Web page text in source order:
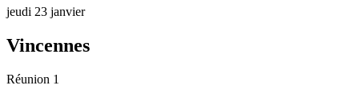
jeudi 23 janvier
Vincennes
Réunion 1